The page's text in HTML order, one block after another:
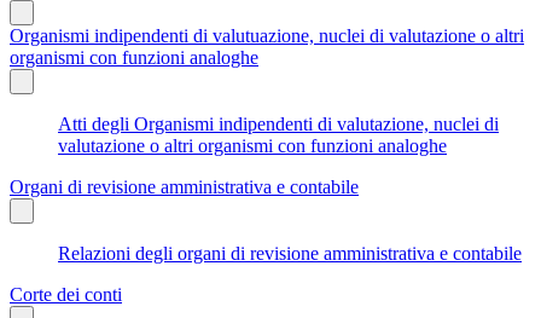
Organismi indipendenti di valutuazione, nuclei di valutazione o altri
organismi con funzioni analoghe
Atti degli Organismi indipendenti di valutazione, nuclei di
valutazione o altri organismi con funzioni analoghe
Organi di revisione amministrativa e contabile
Relazioni degli organi di revisione amministrativa e contabile
Corte dei conti